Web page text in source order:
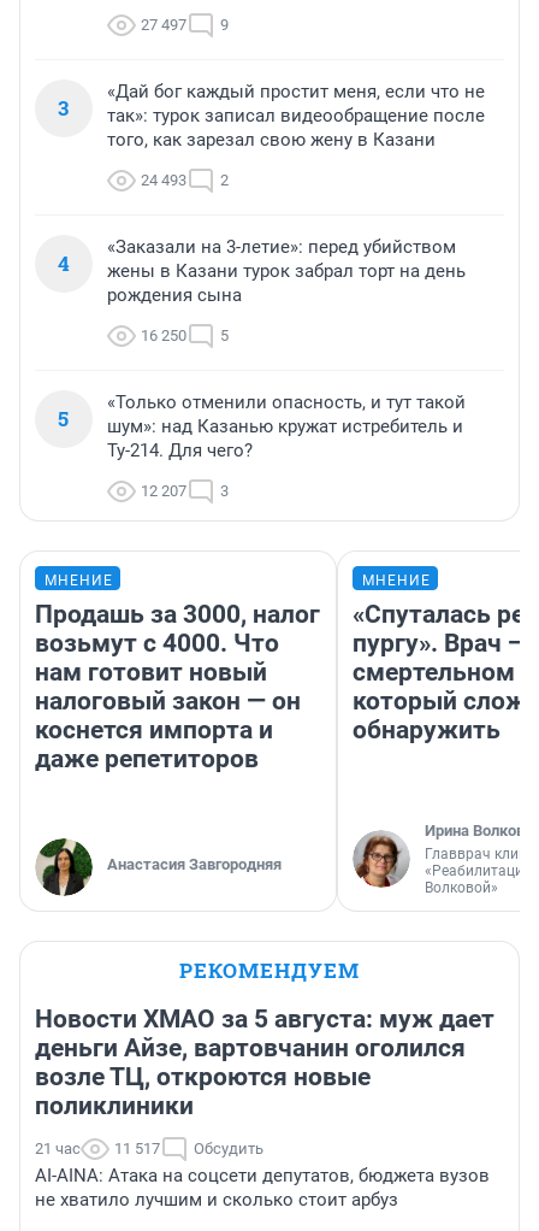
27 497 9
3
«Дай бог каждый простит меня, если что не
так»: турок записал видеообращение после
того, как зарезал свою жену в Казани
24 493 2
4
«Заказали на 3-летие»: перед убийством
жены в Казани турок забрал торт на день
рождения сына
16 250 5
5
«Только отменили опасность, и тут такой
шум»: над Казанью кружат истребитель и
Ту-214. Для чего?
12 207 3
МНЕНИЕ
Продашь за 3000, налог
возьмут с 4000. Что
нам готовит новый
налоговый закон — он
коснется импорта и
даже репетиторов
Анастасия Завгородняя
МНЕНИЕ
«Спуталась
пургу». Врач —
смертельном
который
обнаружить
Ирина Волкова
Главврач
«Реабилитация
Волковой»
РЕКОМЕНДУЕМ
Новости ХМАО за 5 августа: муж дает
деньги Айзе, вартовчанин оголился
возле ТЦ, откроются новые
поликлиники
21 час 11 517 Обсудить
AI-AINA: Атака на соцсети депутатов, бюджета вузов
не хватило лучшим и сколько стоит арбуз